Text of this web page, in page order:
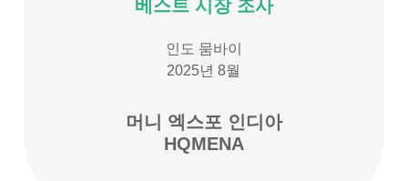
베스트 시장 조사
인도 뭄바이
2025년 8월
머니 엑스포 인디아
HQMENA